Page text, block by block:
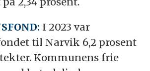
I 2023 var
til Narvik 6,2 prosent
Kommunens frie